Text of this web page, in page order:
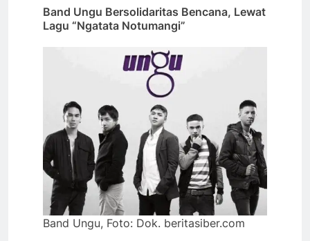
Band Ungu Bersolidaritas Bencana, Lewat
Lagu “Ngatata Notumangi”
Band Ungu, Foto: Dok. beritasiber.com